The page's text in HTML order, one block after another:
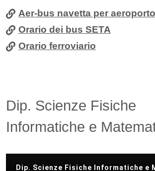
Aer-bus navetta per aeroporto
Orario dei bus SETA
Orario ferroviario
Dip. Scienze Fisiche
Informatiche e